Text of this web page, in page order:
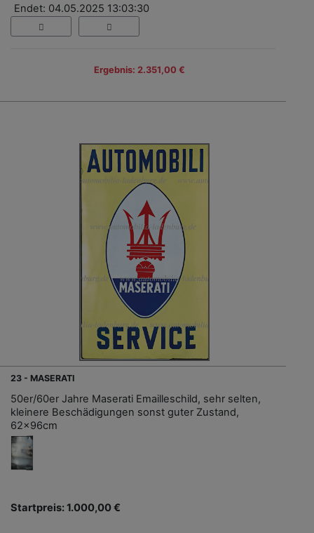
Endet: 04.05.2025 13:03:30
Ergebnis: 2.351,00 €
23 - MASERATI
50er/60er Jahre Maserati Emailleschild, sehr selten,
kleinere Beschädigungen sonst guter Zustand,
62x96cm
Startpreis: 1.000,00 €